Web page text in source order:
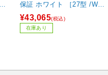
保証 ホワイト ［27型 /WQH
D(2560×1440） /ワイド /32
0Hz］
¥43,065(税込)
在庫あり